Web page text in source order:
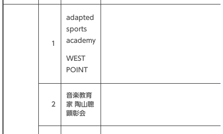
1
adapted
sports
academy
WEST
POINT
2
音楽教育
家 陶山聰
顕彰会